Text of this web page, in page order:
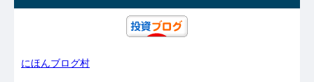
にほんブログ村